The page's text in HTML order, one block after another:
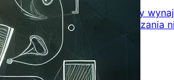
Krótkoterminowy
strategie zarządzania